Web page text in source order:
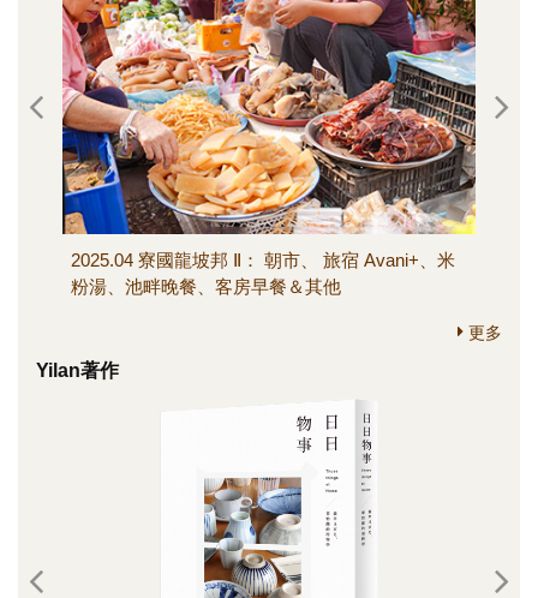
2025.04 寮國龍坡邦 Ⅱ： 朝市、 旅宿 Avani+、米
粉湯、池畔晚餐、客房早餐＆其他
更多
Yilan著作